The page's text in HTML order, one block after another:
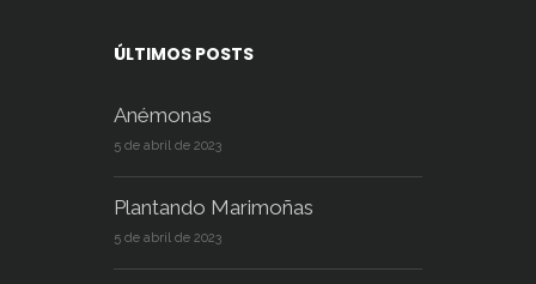
ÚLTIMOS POSTS
Anémonas
5 de abril de 2023
Plantando Marimoñas
5 de abril de 2023